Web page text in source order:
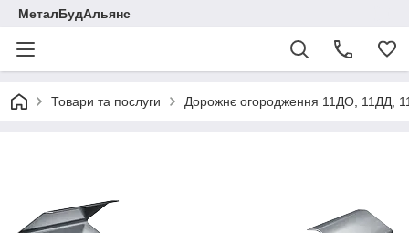
МеталБудАльянс
Товари та послуги Дорожнє огородження 11ДО, 11ДД,